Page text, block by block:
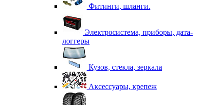
Фитинги, шланги.
Электросистема, приборы, дата-
логгеры
Кузов, стекла, зеркала
Аксессуары, крепеж